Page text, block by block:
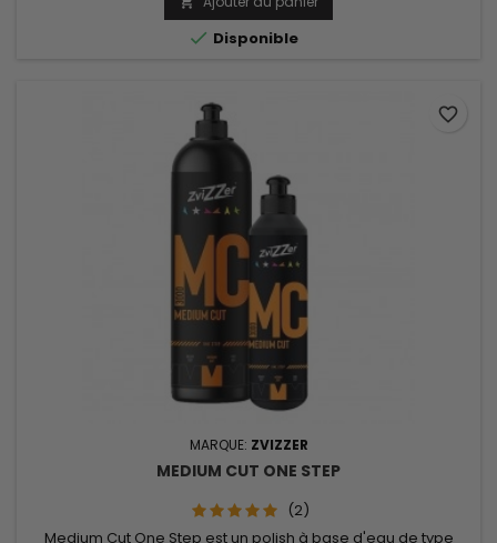
 Disponible
MARQUE: ZVIZZER
MEDIUM CUT ONE STEP
(2)
Medium Cut One Step est un polish à base d'eau de type
favorite_border